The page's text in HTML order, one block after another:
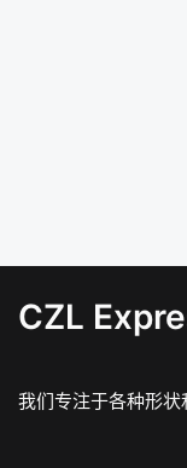
CZL
我们专注于各种形状